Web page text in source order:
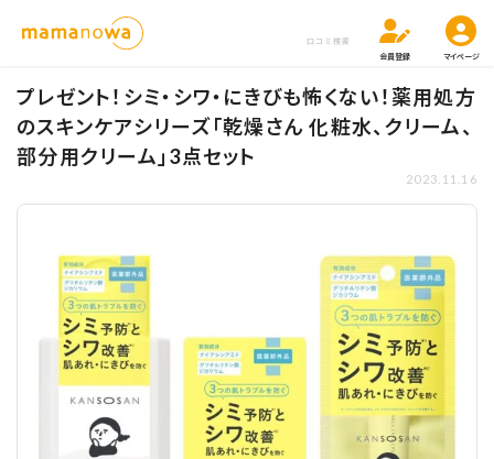
口コミ検索
会員登録
マイページ
プレゼント！シミ・シワ・にきびも怖くない！薬用処方
のスキンケアシリーズ「乾燥さん 化粧水、クリーム、
部分用クリーム」3点セット
2023.11.16